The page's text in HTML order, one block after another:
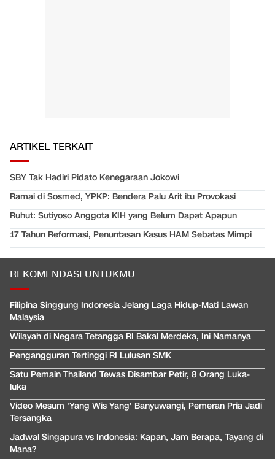
ARTIKEL TERKAIT
SBY Tak Hadiri Pidato Kenegaraan Jokowi
Ramai di Sosmed, YPKP: Bendera Palu Arit itu Provokasi
Ruhut: Sutiyoso Anggota KIH yang Belum Dapat Apapun
17 Tahun Reformasi, Penuntasan Kasus HAM Sebatas Mimpi
REKOMENDASI UNTUKMU
Filipina Singgung Indonesia Jelang Laga Hidup-Mati Lawan
Malaysia
Wilayah di Negara Tetangga RI Bakal Merdeka, Ini Namanya
Pengangguran Tertinggi RI Lulusan SMK
Satu Pemain Thailand Tewas Disambar Petir, 8 Orang Luka-
luka
Video Mesum 'Yang Wis Yang' Banyuwangi, Pemeran Pria Jadi
Tersangka
Jadwal Singapura vs Indonesia: Kapan, Jam Berapa, Tayang di
Mana?